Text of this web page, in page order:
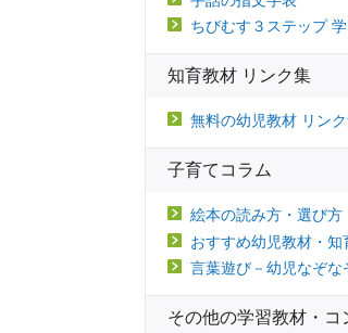
ちびむす３ステップ
知育教材 リンク集
無料の幼児教材 リン
子育てコラム
絵本の読み方・選び方
おすすめ幼児教材・知
言葉遊び－幼児なぞな
その他の学習教材・コ